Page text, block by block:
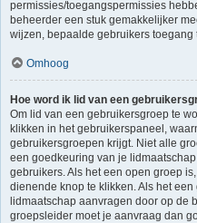
permissies/toegangspermissies
beheerder een stuk gemakkelijker
wijzen, bepaalde gebruikers
Omhoog
Hoe word ik lid van een
Om lid van een gebruikersgroep te
klikken in het gebruikerspaneel,
gebruikersgroepen krijgt. Niet alle
een goedkeuring van je
gebruikers. Als het een open groep
dienende knop te klikken. Als het
lidmaatschap aanvragen door op de
groepsleider moet je aanvraag dan